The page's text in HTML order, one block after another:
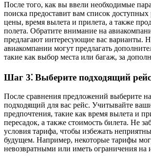
После того, как вы ввели необходимые
поиска предоставит вам список
цены, время вылета и прилета, а также
полета. Обратите внимание на
предлагают интересующие вас варианты.
авиакомпании могут предлагать
такие как выбор места или багаж, за
Шаг 3⁚ Выберите подходящий рейс
После сравнения предложений выберите
подходящий для вас рейс. Учитывайте
предпочтения, такие как время вылета и
пересадок, а также стоимость билета. Не
условия тарифа, чтобы избежать
будущем. Например, некоторые тарифы
невозвратными или иметь ограничения на